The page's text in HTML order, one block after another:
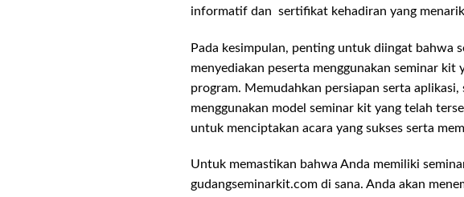
informatif dan sertifikat kehadiran yang
Pada kesimpulan, penting untuk diingat bahwa
menyediakan peserta menggunakan seminar
program. Memudahkan persiapan serta
menggunakan model seminar kit yang telah
untuk menciptakan acara yang sukses serta
Untuk memastikan bahwa Anda memiliki
gudangseminarkit.com di sana. Anda akan